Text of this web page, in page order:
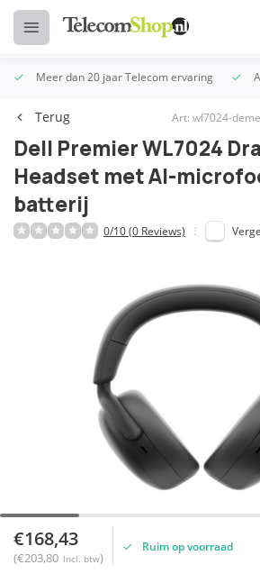
Meer dan 20 jaar Telecom ervaring
Terug Art: wl7024-
Dell Premier WL7024
Headset met AI-
batterij
0/10 (0 Reviews)
€168,43
(€203,80 Incl. btw)
Ruim op voorraad